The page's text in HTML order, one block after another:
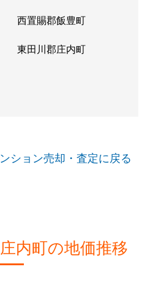
西置賜郡飯豊町
東田川郡庄内町
ション売却・査定に戻る
内町の地価推移